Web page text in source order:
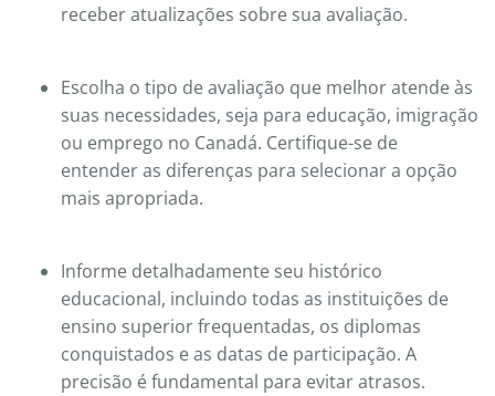
receber atualizações sobre sua avaliação.
Escolha o tipo de avaliação que melhor atende às
suas necessidades, seja para educação, imigração
ou emprego no Canadá. Certifique-se de
entender as diferenças para selecionar a opção
mais apropriada.
Informe detalhadamente seu histórico
educacional, incluindo todas as instituições de
ensino superior frequentadas, os diplomas
conquistados e as datas de participação. A
precisão é fundamental para evitar atrasos.